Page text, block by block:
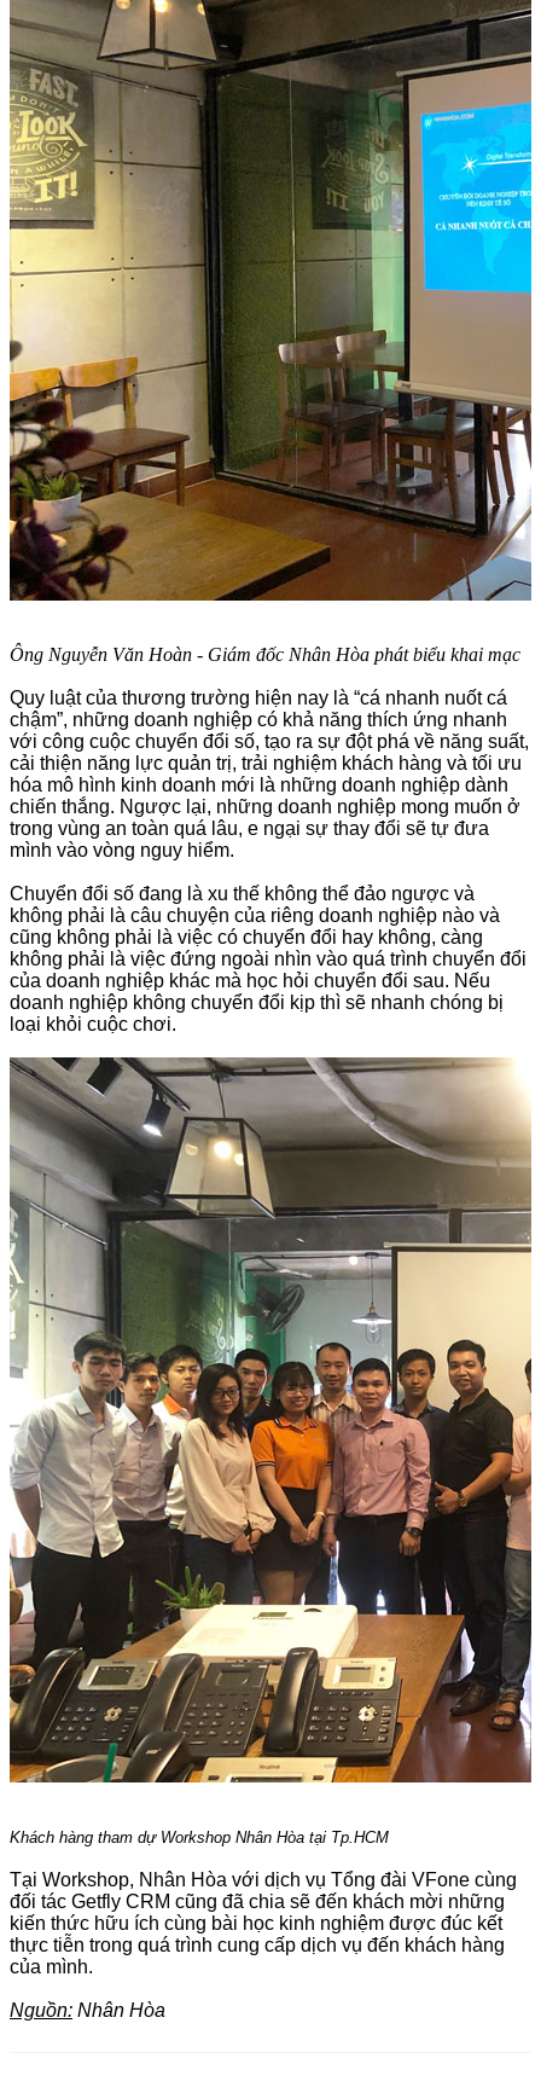
Ông Nguyễn Văn Hoàn - Giám đốc Nhân Hòa phát biểu khai mạc
Quy luật của thương trường hiện nay là “cá nhanh nuốt cá
chậm”, những doanh nghiệp có khả năng thích ứng nhanh
với công cuộc chuyển đổi số, tạo ra sự đột phá về năng suất,
cải thiện năng lực quản trị, trải nghiệm khách hàng và tối ưu
hóa mô hình kinh doanh mới là những doanh nghiệp dành
chiến thắng. Ngược lại, những doanh nghiệp mong muốn ở
trong vùng an toàn quá lâu, e ngại sự thay đổi sẽ tự đưa
mình vào vòng nguy hiểm.
Chuyển đổi số đang là xu thế không thể đảo ngược và
không phải là câu chuyện của riêng doanh nghiệp nào và
cũng không phải là việc có chuyển đổi hay không, càng
không phải là việc đứng ngoài nhìn vào quá trình chuyển đổi
của doanh nghiệp khác mà học hỏi chuyển đổi sau. Nếu
doanh nghiệp không chuyển đổi kịp thì sẽ nhanh chóng bị
loại khỏi cuộc chơi.
Khách hàng tham dự Workshop Nhân Hòa tại Tp.HCM
Tại Workshop, Nhân Hòa với dịch vụ Tổng đài VFone cùng
đối tác Getfly CRM cũng đã chia sẽ đến khách mời những
kiến thức hữu ích cùng bài học kinh nghiệm được đúc kết
thực tiễn trong quá trình cung cấp dịch vụ đến khách hàng
của mình.
Nguồn: Nhân Hòa